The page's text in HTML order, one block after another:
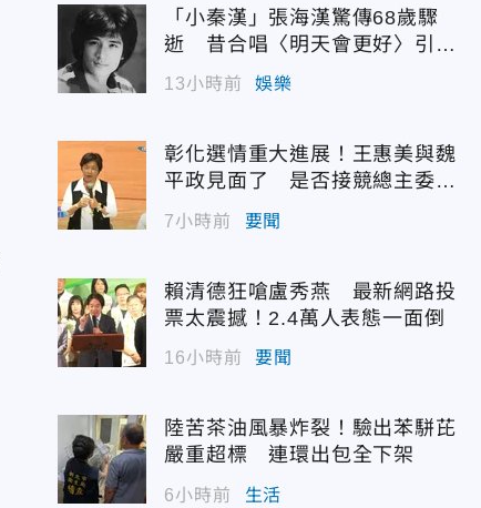
「小秦漢」張海漢驚傳68歲驟
逝 昔合唱〈明天會更好〉引追
13小時前 娛樂
彰化選情重大進展！王惠美與魏
平政見面了 是否接競總主委態
度曝光
7小時前 要聞
賴清德狂嗆盧秀燕 最新網路投
票太震撼！2.4萬人表態一面倒
16小時前 要聞
陸苦茶油風暴炸裂！驗出苯駢芘
嚴重超標 連環出包全下架
6小時前 生活